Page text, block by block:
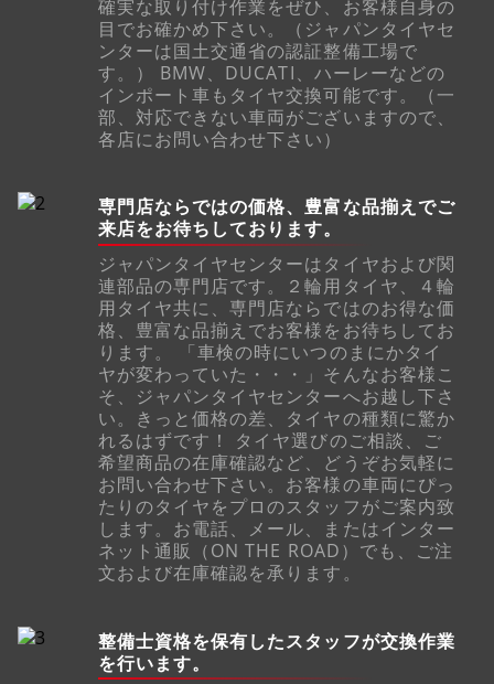
確実な取り付け作業をぜひ、お客様自身の
目でお確かめ下さい。（ジャパンタイヤセ
ンターは国土交通省の認証整備工場で
す。） BMW、DUCATI、ハーレーなどの
インポート車もタイヤ交換可能です。（一
部、対応できない車両がございますので、
各店にお問い合わせ下さい）
専門店ならではの価格、豊富な品揃えでご
来店をお待ちしております。
ジャパンタイヤセンターはタイヤおよび関
連部品の専門店です。２輪用タイヤ、４輪
用タイヤ共に、専門店ならではのお得な価
格、豊富な品揃えでお客様をお待ちしてお
ります。 「車検の時にいつのまにかタイ
ヤが変わっていた・・・」そんなお客様こ
そ、ジャパンタイヤセンターへお越し下さ
い。きっと価格の差、タイヤの種類に驚か
れるはずです！ タイヤ選びのご相談、ご
希望商品の在庫確認など、どうぞお気軽に
お問い合わせ下さい。お客様の車両にぴっ
たりのタイヤをプロのスタッフがご案内致
します。お電話、メール、またはインター
ネット通販（ON THE ROAD）でも、ご注
文および在庫確認を承ります。
整備士資格を保有したスタッフが交換作業
を行います。